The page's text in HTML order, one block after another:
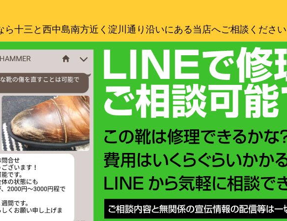
ら十三と西中島南方近く淀川通り沿いにある当店へご相談くださ